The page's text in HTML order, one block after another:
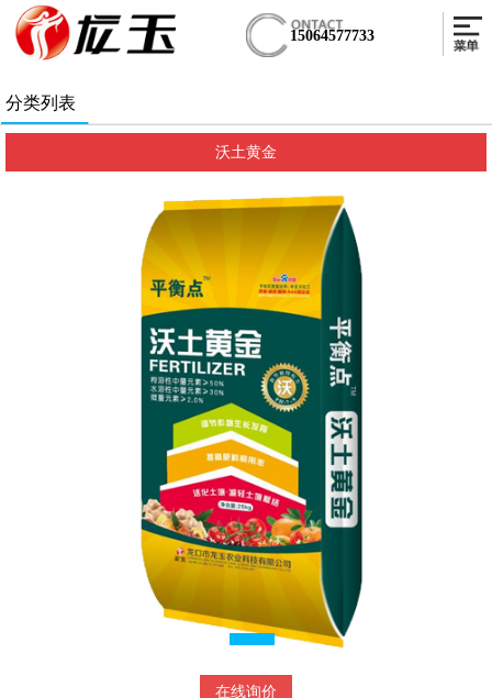
15064577733
分类列表
沃土黄金
在线询价